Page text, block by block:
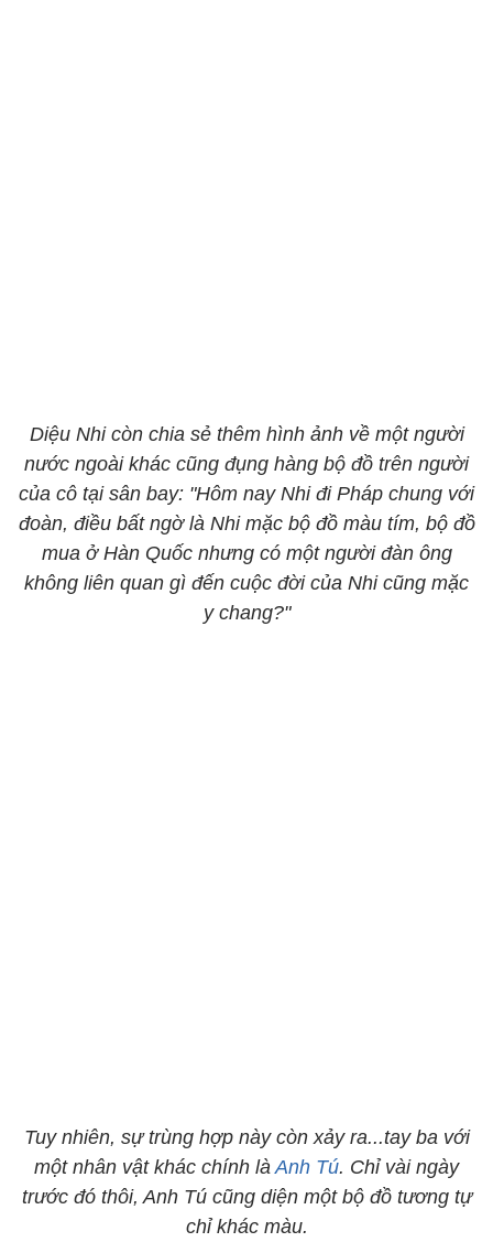
Diệu Nhi còn chia sẻ thêm hình ảnh về một người
nước ngoài khác cũng đụng hàng bộ đồ trên người
của cô tại sân bay: "Hôm nay Nhi đi Pháp chung với
đoàn, điều bất ngờ là Nhi mặc bộ đồ màu tím, bộ đồ
mua ở Hàn Quốc nhưng có một người đàn ông
không liên quan gì đến cuộc đời của Nhi cũng mặc
y chang?"
Tuy nhiên, sự trùng hợp này còn xảy ra...tay ba với
một nhân vật khác chính làAnh Tú. Chỉ vài ngày
trước đó thôi, Anh Tú cũng diện một bộ đồ tương tự
chỉ khác màu.